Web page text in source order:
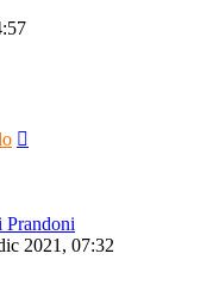
Prandoni
2021, 07:32